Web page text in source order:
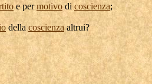
e permotivo di coscienza;
della coscienzaaltrui?